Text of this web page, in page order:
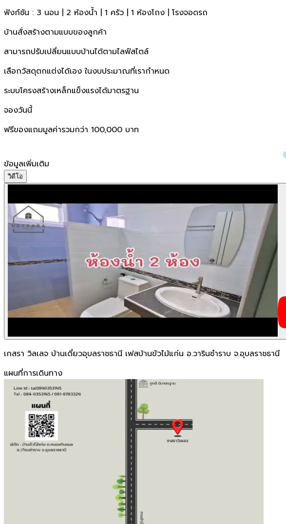
ฟังก์ชัน​ : 3 นอน​ | 2 ห้องน้ำ​ | 1 ครัว​ | 1 ห้องโถง​ | โรงจอดรถ
บ้านสั่งสร้างตามแบบของลูกค้า
สามารถปรับเปลี่ยนแบบบ้านได้ตามไลฟ์ส​ไตล์​
เลือกวัสดุ​ตกแต่งได้เอง​ ในงบประมาณ​ที่เรากำหนด
ระบบโครงสร้างเหล็กแข็งแรงได้มาตรฐาน
จองวันนี้
ฟรีของแถมมูลค่ารวมกว่า​ 100,000​ บาท
ข้อมูลเพิ่มเติม
วิดีโอ
เกสรา วิลเลจ บ้านเดี่ยวอุบลราชธานี เฟสบ้านขัวไม้แก่น อ.วารินชำราบ จ.อุบลราชธานี
แผนที่การเดินทาง